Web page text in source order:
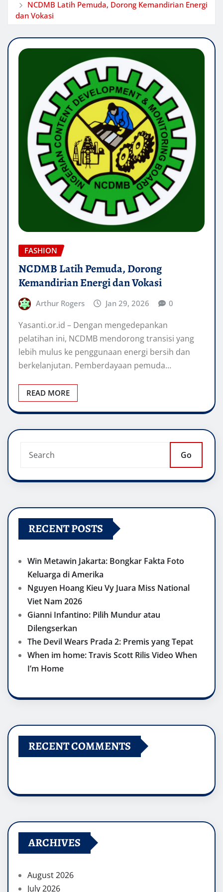
NCDMB Latih Pemuda, Dorong Kemandirian Energi
dan Vokasi
FASHION
NCDMB Latih Pemuda, Dorong
Kemandirian Energi dan Vokasi
Arthur Rogers Jan 29, 2026 0
Yasanti.or.id – Dengan mengedepankan
pelatihan ini, NCDMB mendorong transisi yang
lebih mulus ke penggunaan energi bersih dan
berkelanjutan. Pemberdayaan pemuda…
READ MORE
Go
RECENT POSTS
Win Metawin Jakarta: Bongkar Fakta Foto
Keluarga di Amerika
Nguyen Hoang Kieu Vy Juara Miss National
Viet Nam 2026
Gianni Infantino: Pilih Mundur atau
Dilengserkan
The Devil Wears Prada 2: Premis yang Tepat
When im home: Travis Scott Rilis Video When
I’m Home
RECENT COMMENTS
ARCHIVES
August 2026
July 2026